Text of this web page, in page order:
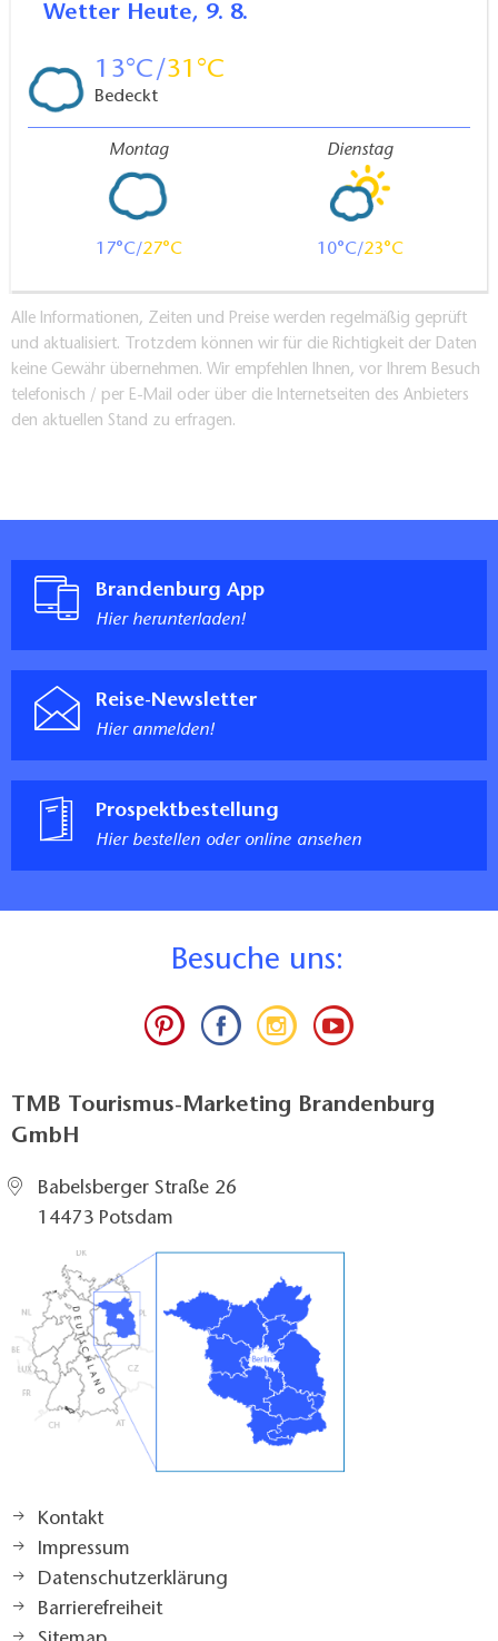
Wetter Heute, 9. 8.
13 31
Bedeckt
Montag
17 27
Dienstag
10 23
Alle Informationen, Zeiten und Preise werden regelmäßig geprüft
und aktualisiert. Trotzdem können wir für die Richtigkeit der Daten
keine Gewähr übernehmen. Wir empfehlen Ihnen, vor Ihrem Besuch
telefonisch / per E-Mail oder über die Internetseiten des Anbieters
den aktuellen Stand zu erfragen.
Brandenburg App
Hier herunterladen!
Reise-Newsletter
Hier anmelden!
Prospektbestellung
Hier bestellen oder online ansehen
Besuche uns:
TMB Tourismus-Marketing Brandenburg
GmbH
Babelsberger Straße 26
14473 Potsdam
Kontakt
Impressum
Datenschutzerklärung
Barrierefreiheit